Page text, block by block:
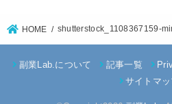
HOME shutterstock_1108367159-
副業Lab.について 記事一覧
サイトマ